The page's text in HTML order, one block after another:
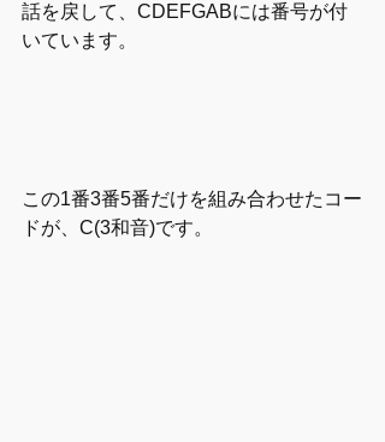
話を戻して、CDEFGABには番号が付
いています。
この1番3番5番だけを組み合わせたコー
ドが、C(3和音)です。